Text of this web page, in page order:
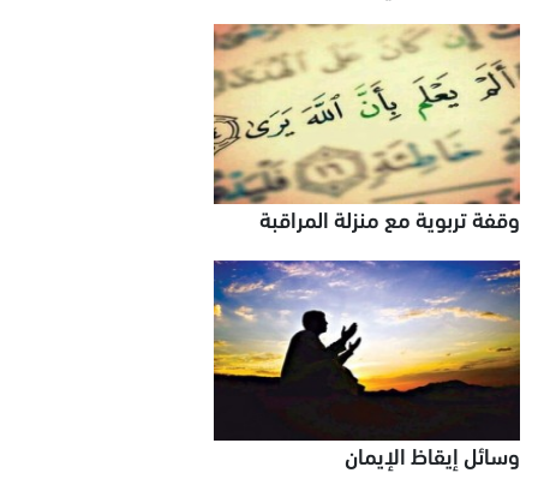
وقفة تربوية مع منزلة المراقبة
وسائل إيقاظ الإيمان